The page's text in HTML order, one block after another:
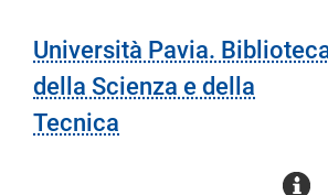
Università Pavia.
della Scienza e della
Tecnica